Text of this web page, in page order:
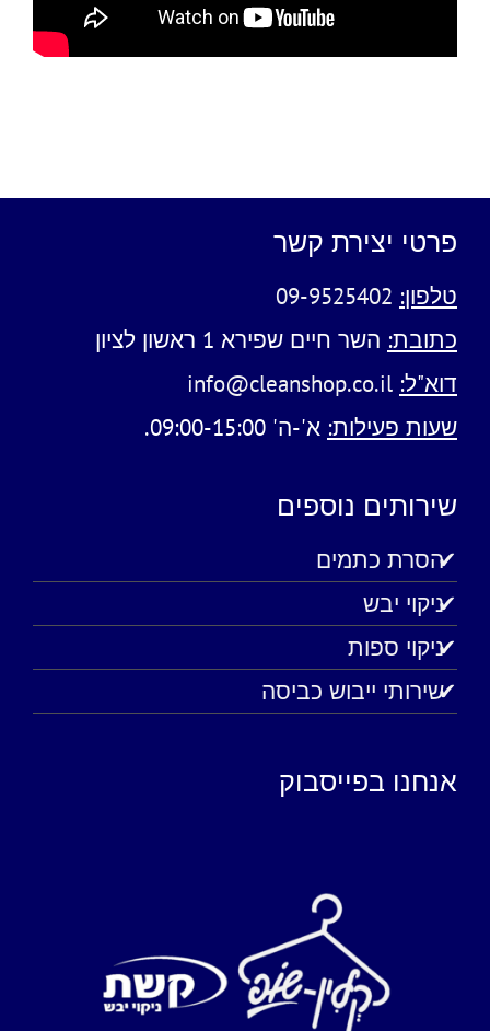
פרטי יצירת קשר
טלפון: 09-9525402
כתובת: השר חיים שפירא 1 ראשון לציון
דוא"ל: info@cleanshop.co.il
שעות פעילות: א'-ה' 09:00-15:00.
שירותים נוספים
הסרת כתמים
ניקוי יבש
ניקוי ספות
שירותי ייבוש כביסה
אנחנו בפייסבוק